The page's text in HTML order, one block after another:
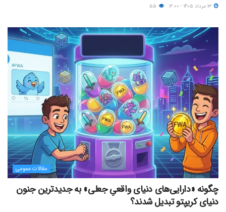
مقالات عمومی
چگونه «دارایی‌های دنیای واقعیِ جعلی» به جدیدترین جنون
دنیای کریپتو تبدیل شدند؟